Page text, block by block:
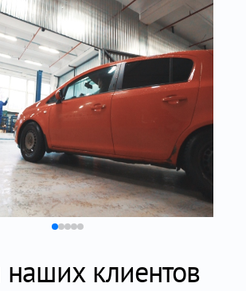
клиентов